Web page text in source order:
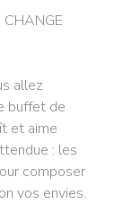
allez
buffet de
et aime
: les
composer
vos envies.